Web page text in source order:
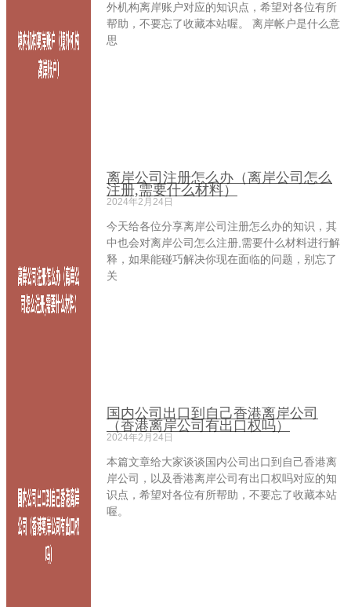
外机构离岸账户对应的知识点，希望对各位有所
帮助，不要忘了收藏本站喔。 离岸帐户是什么意
思
离岸公司注册怎么办（离岸公司怎么
注册,需要什么材料）
2024年2月24日
今天给各位分享离岸公司注册怎么办的知识，其
中也会对离岸公司怎么注册,需要什么材料进行解
释，如果能碰巧解决你现在面临的问题，别忘了
关
国内公司出口到自己香港离岸公司
（香港离岸公司有出口权吗）
2024年2月24日
本篇文章给大家谈谈国内公司出口到自己香港离
岸公司，以及香港离岸公司有出口权吗对应的知
识点，希望对各位有所帮助，不要忘了收藏本站
喔。